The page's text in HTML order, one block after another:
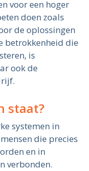
voor een hoger
doen zoals
de oplossingen
betrokkenheid die
is
ook de
staat?
systemen in
die precies
en in
verbonden.